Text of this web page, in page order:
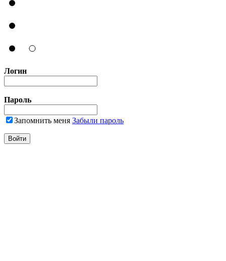
Логин
Пароль
Запомнить меня Забыли пароль